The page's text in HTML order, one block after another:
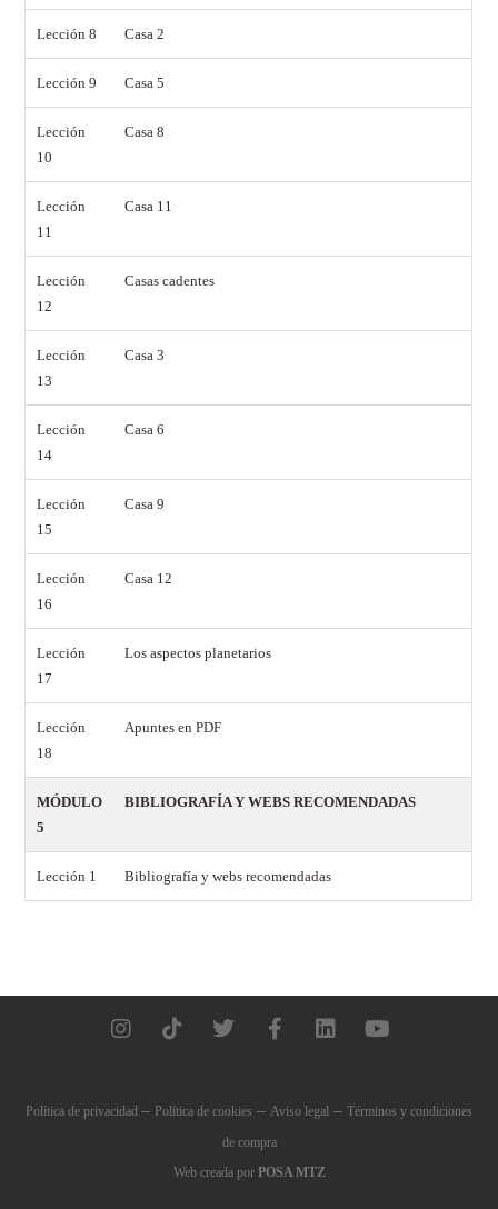
Lección 8 Casa 2
Lección 9 Casa 5
Lección
10
Casa 8
Lección
11
Casa 11
Lección
12
Casas cadentes
Lección
13
Casa 3
Lección
14
Casa 6
Lección
15
Casa 9
Lección
16
Casa 12
Lección
17
Los aspectos planetarios
Lección
18
Apuntes en PDF
MÓDULO
5
BIBLIOGRAFÍA Y WEBS RECOMENDADAS
Lección 1 Bibliografía y webs recomendadas
Política de privacidad – Política de cookies – Aviso legal – Términos y condiciones
de compra
Web creada por POSA MTZ